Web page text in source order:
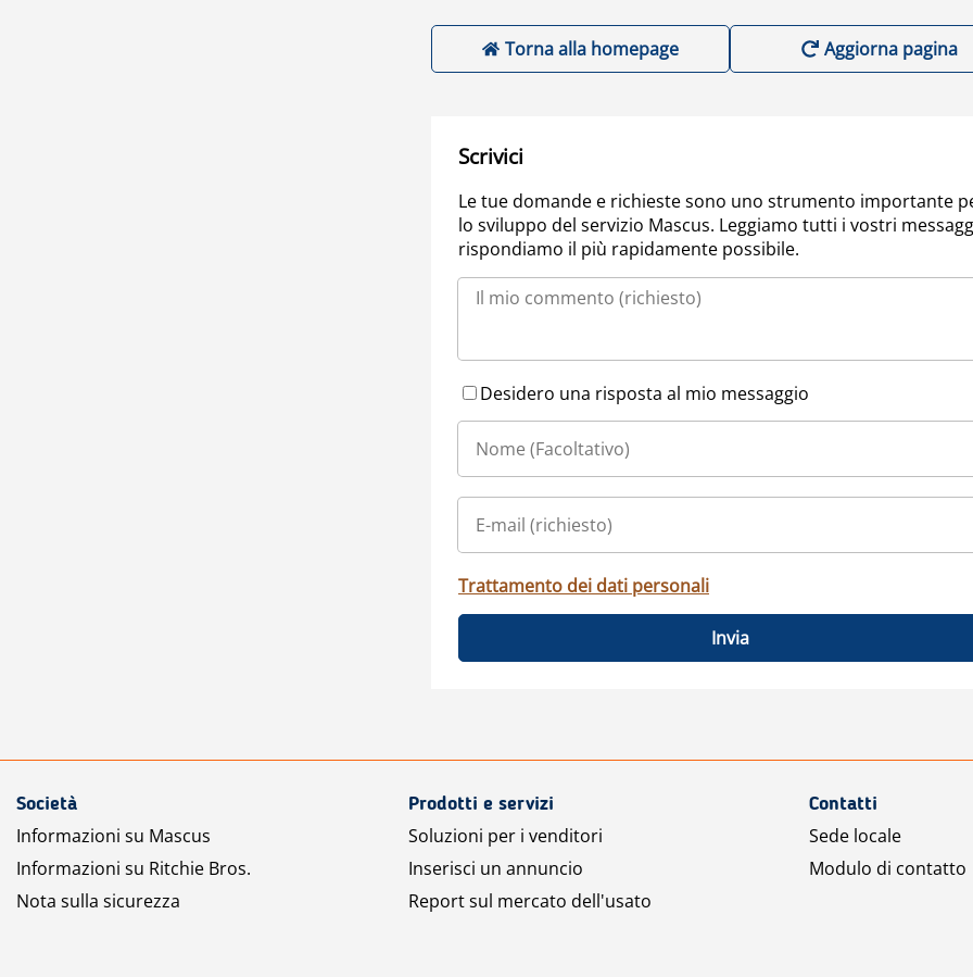
Torna alla homepage Aggiorna pagina
Scrivici
Le tue domande e richieste sono uno strumento importante
lo sviluppo del servizio Mascus. Leggiamo tutti i vostri
rispondiamo il più rapidamente possibile.
Desidero una risposta al mio messaggio
Trattamento dei dati personali
Invia
Società
Informazioni su Mascus
Informazioni su Ritchie Bros.
Nota sulla sicurezza
Prodotti e servizi
Soluzioni per i venditori
Inserisci un annuncio
Report sul mercato dell'usato
Contatti
Sede locale
Modulo di contatto